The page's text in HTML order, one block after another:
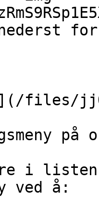
files/
på
i listen
ved å: